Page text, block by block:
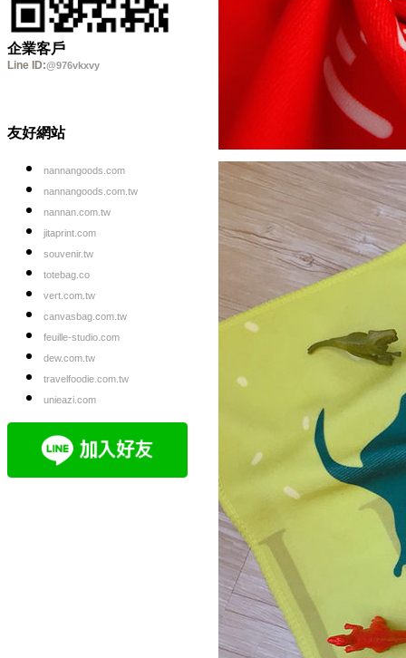
企業客戶
Line ID:@976vkxvy
友好網站
nannangoods.com
nannangoods.com.tw
nannan.com.tw
jitaprint.com
souvenir.tw
totebag.co
vert.com.tw
canvasbag.com.tw
feuille-studio.com
dew.com.tw
travelfoodie.com.tw
unieazi.com